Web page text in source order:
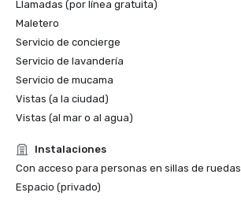
Llamadas (por línea gratuita)
Maletero
Servicio de concierge
Servicio de lavandería
Servicio de mucama
Vistas (a la ciudad)
Vistas (al mar o al agua)
Instalaciones
Con acceso para personas en sillas de ruedas
Espacio (privado)